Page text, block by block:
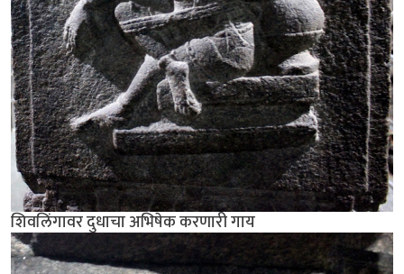
शिवलिंगावर दुधाचा अभिषेक करणारी गाय